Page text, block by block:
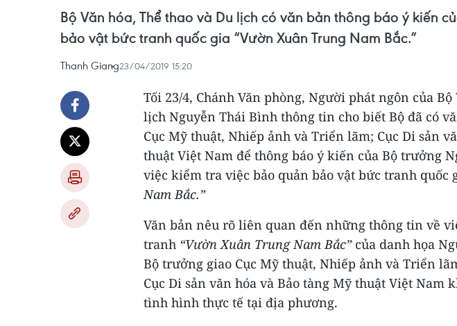
Bộ Văn hóa, Thể thao và Du lịch có văn bản thông báo ý kiến
bảo vật bức tranh quốc gia “Vườn Xuân Trung Nam Bắc.”
Thanh Giang23/04/2019 15:20
Tối 23/4, Chánh Văn phòng, Người phát ngôn của Bộ
lịch Nguyễn Thái Bình thông tin cho biết Bộ đã có
Cục Mỹ thuật, Nhiếp ảnh và Triển lãm; Cục Di sản
thuật Việt Nam để thông báo ý kiến của Bộ trưởng
việc kiểm tra việc bảo quản bảo vật bức tranh quốc
Nam Bắc.”
Văn bản nêu rõ liên quan đến những thông tin về
tranh “Vườn Xuân Trung Nam Bắc”của danh họa
Bộ trưởng giao Cục Mỹ thuật, Nhiếp ảnh và Triển
Cục Di sản văn hóa và Bảo tàng Mỹ thuật Việt Nam
tình hình thực tế tại địa phương.